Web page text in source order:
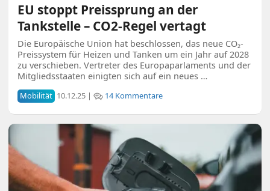
EU stoppt Preissprung an der
Tankstelle – CO2-Regel vertagt
Die Europäische Union hat beschlossen, das neue CO₂-
Preissystem für Heizen und Tanken um ein Jahr auf 2028
zu verschieben. Vertreter des Europaparlaments und der
Mitgliedsstaaten einigten sich auf ein neues …
Mobilität 10.12.25 | 14 Kommentare